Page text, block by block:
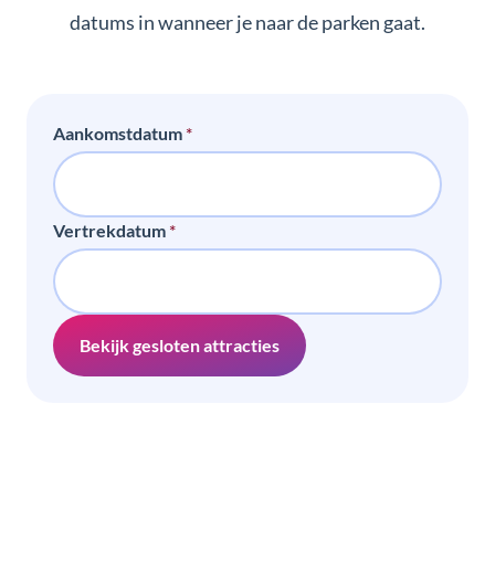
datums in wanneer je naar de parken gaat.
Aankomstdatum *
Vertrekdatum *
Bekijk gesloten attracties